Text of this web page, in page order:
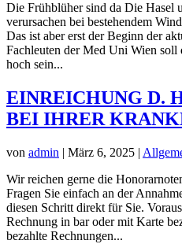
Die Frühblüher sind da Die Hasel
verursachen bei bestehendem
Das ist aber erst der Beginn der
Fachleuten der Med Uni Wien soll
hoch sein...
EINREICHUNG D.
BEI IHRER
von admin | März 6, 2025 |
Wir reichen gerne die
Fragen Sie einfach an der
diesen Schritt direkt für Sie.
Rechnung in bar oder mit Karte
bezahlte Rechnungen...